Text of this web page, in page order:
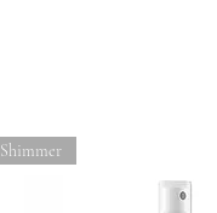
Shimmer